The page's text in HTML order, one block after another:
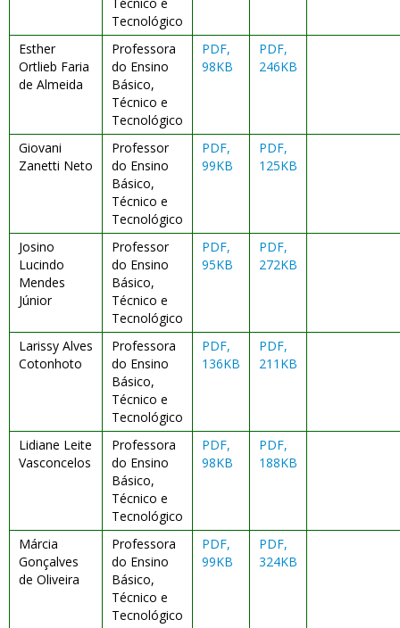
Tecnológico
Esther
Ortlieb Faria
de Almeida
Professora
do Ensino
Básico,
Técnico e
Tecnológico
PDF,
98KB
PDF,
246KB
Giovani
Zanetti Neto
Professor
do Ensino
Básico,
Técnico e
Tecnológico
PDF,
99KB
PDF,
125KB
Josino
Lucindo
Mendes
Júnior
Professor
do Ensino
Básico,
Técnico e
Tecnológico
PDF,
95KB
PDF,
272KB
Larissy Alves
Cotonhoto
Professora
do Ensino
Básico,
Técnico e
Tecnológico
PDF,
136KB
PDF,
211KB
Lidiane Leite
Vasconcelos
Professora
do Ensino
Básico,
Técnico e
Tecnológico
PDF,
98KB
PDF,
188KB
Márcia
Gonçalves
de Oliveira
Professora
do Ensino
Básico,
Técnico e
Tecnológico
PDF,
99KB
PDF,
324KB